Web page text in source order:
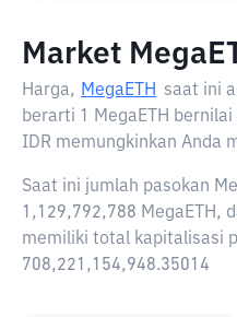
Market
Harga, MegaETH saat ini
berarti 1 MegaETH bernilai
IDR memungkinkan Anda
Saat ini jumlah pasokan
1,129,792,788 MegaETH,
memiliki total kapitalisasi
708,221,154,948.35014